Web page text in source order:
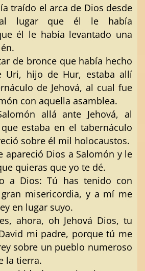
traído el arca de Dios desde
al lugar que él le había
él le había levantado una
de bronce que había hecho
Uri, hijo de Hur, estaba allí
de Jehová, al cual fue
con aquella asamblea.
allá ante Jehová, al
estaba en el tabernáculo
sobre él mil holocaustos.
apareció Dios a Salomón y le
quieras que yo te dé.
a Dios: Tú has tenido con
misericordia, y a mí me
en lugar suyo.
ahora, oh Jehová Dios, tu
mi padre, porque tú me
sobre un pueblo numeroso
la tierra.